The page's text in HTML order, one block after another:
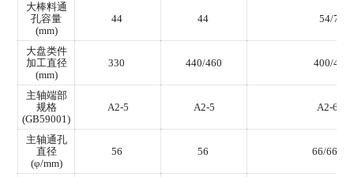
大棒料通
孔容量
(mm)
44 44 54/74
大盘类件
加工直径
(mm)
330 440/460 400/440
主轴端部
规格
(GB59001)
A2-5 A2-5 A2-6/8
主轴通孔
直径
(φ/mm)
56 56 66/66/86